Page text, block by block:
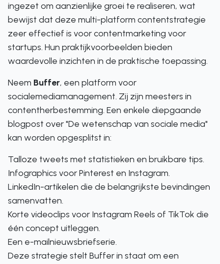
ingezet om aanzienlijke groei te realiseren, wat
bewijst dat deze multi-platform contentstrategie
zeer effectief is voor contentmarketing voor
startups. Hun praktijkvoorbeelden bieden
waardevolle inzichten in de praktische toepassing.
Neem Buffer, een platform voor
socialemediamanagement. Zij zijn meesters in
contentherbestemming. Een enkele diepgaande
blogpost over "De wetenschap van sociale media"
kan worden opgesplitst in:
Talloze tweets met statistieken en bruikbare tips.
Infographics voor Pinterest en Instagram.
LinkedIn-artikelen die de belangrijkste bevindingen
samenvatten.
Korte videoclips voor Instagram Reels of TikTok die
één concept uitleggen.
Een e-mailnieuwsbriefserie.
Deze strategie stelt Buffer in staat om een